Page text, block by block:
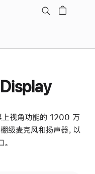
上视角功能的 1200 万
级麦克风和扬声器，以